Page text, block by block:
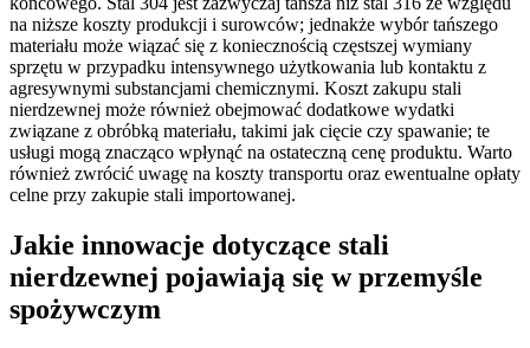
na niższe koszty produkcji i surowców; jednakże wybór tańszego
materiału może wiązać się z koniecznością częstszej wymiany
sprzętu w przypadku intensywnego użytkowania lub kontaktu z
agresywnymi substancjami chemicznymi. Koszt zakupu stali
nierdzewnej może również obejmować dodatkowe wydatki
związane z obróbką materiału, takimi jak cięcie czy spawanie; te
usługi mogą znacząco wpłynąć na ostateczną cenę produktu. Warto
również zwrócić uwagę na koszty transportu oraz ewentualne opłaty
celne przy zakupie stali importowanej.
Jakie innowacje dotyczące stali
nierdzewnej pojawiają się w przemyśle
spożywczym